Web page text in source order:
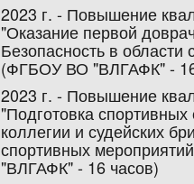
2023 г. - Повышение
"Оказание первой
Безопасность в области
(ФГБОУ ВО "ВЛГАФК" -
2023 г. - Повышение
"Подготовка
коллегии и судейских
спортивных
"ВЛГАФК" - 16 часов)